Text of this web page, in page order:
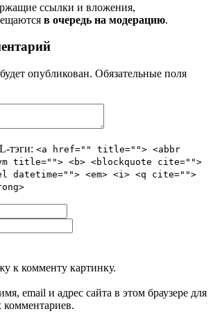
ссылки и вложения,
в очередь на модерацию.
опубликован. Обязательные поля
тэги: <a href="" title=""> <abbr
title=""> <b> <blockquote cite="">
datetime=""> <em> <i> <q cite="">
к комменту картинку.
email и адрес сайта в этом браузере для